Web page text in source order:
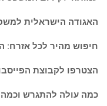
האגודה הישראלית
חיפוש מהיר לכל אזרח:
הצטרפו לקבוצת
כמה עולה להתגרש